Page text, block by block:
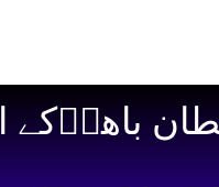
باھوؒکے